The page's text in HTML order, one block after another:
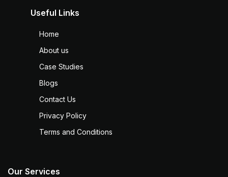
Useful Links
Home
About us
Case Studies
Blogs
Contact Us
Privacy Policy
Terms and Conditions
Our Services